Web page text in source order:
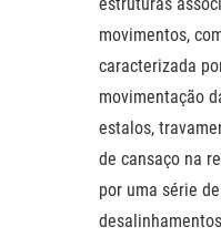
movimentos,
caracterizada
movimentação
estalos,
de cansaço na
por uma série